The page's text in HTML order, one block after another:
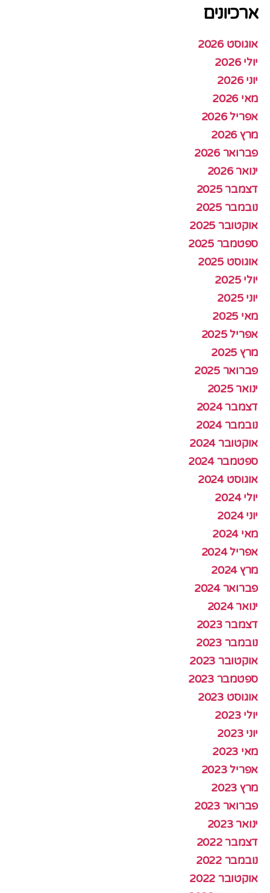
ארכיונים
אוגוסט 2026
יולי 2026
יוני 2026
מאי 2026
אפריל 2026
מרץ 2026
פברואר 2026
ינואר 2026
דצמבר 2025
נובמבר 2025
אוקטובר 2025
ספטמבר 2025
אוגוסט 2025
יולי 2025
יוני 2025
מאי 2025
אפריל 2025
מרץ 2025
פברואר 2025
ינואר 2025
דצמבר 2024
נובמבר 2024
אוקטובר 2024
ספטמבר 2024
אוגוסט 2024
יולי 2024
יוני 2024
מאי 2024
אפריל 2024
מרץ 2024
פברואר 2024
ינואר 2024
דצמבר 2023
נובמבר 2023
אוקטובר 2023
ספטמבר 2023
אוגוסט 2023
יולי 2023
יוני 2023
מאי 2023
אפריל 2023
מרץ 2023
פברואר 2023
ינואר 2023
דצמבר 2022
נובמבר 2022
אוקטובר 2022